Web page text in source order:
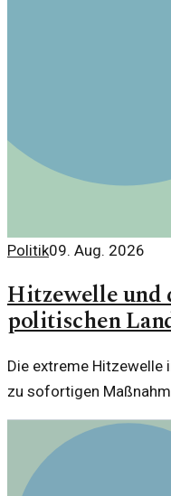
Politik09. Aug. 2026
Hitzewelle und
politischen
Die extreme Hitzewelle
zu sofortigen
entwickelt und was auf
abzuwarten.